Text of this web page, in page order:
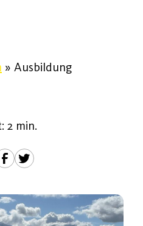
» Ausbildung
2 min.